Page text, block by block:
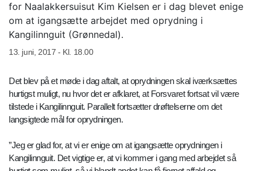
for Naalakkersuisut Kim Kielsen er i dag blevet enige
om at igangsætte arbejdet med oprydning i
Kangilinnguit (Grønnedal).
13. juni, 2017 - Kl. 18.00
Det blev på et møde i dag aftalt, at oprydningen skal iværksættes
hurtigst muligt, nu hvor det er afklaret, at Forsvaret fortsat vil være
tilstede i Kangilinnguit. Parallelt fortsætter drøftelserne om det
langsigtede mål for oprydningen.
”Jeg er glad for, at vi er enige om at igangsætte oprydningen i
Kangilinnguit. Det vigtige er, at vi kommer i gang med arbejdet så